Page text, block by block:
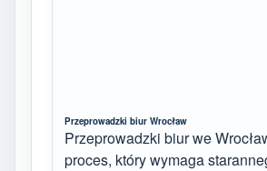
Przeprowadzki biur Wrocław
Przeprowadzki biur we
proces, który wymaga